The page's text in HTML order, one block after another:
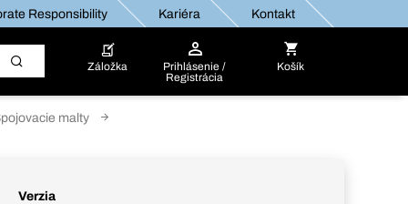
Responsibility Kariéra Kontakt
Záložka
Prihlásenie /
Registrácia
Košík
malty
Verzia